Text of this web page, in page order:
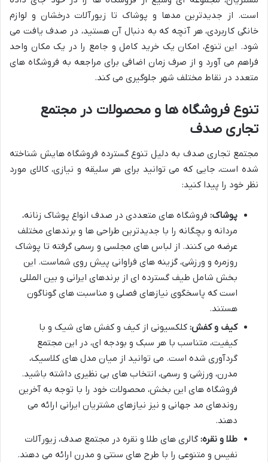
است. از جدیدترین مدها و پوشاک تا زیورآلات درخشان و لوازم
خانگی کاربردی، هر آنچه که به دنبال آن هستید، در صدف یافت می
شود. این تنوع، امکان یک خرید کامل و جامع را در یک مکان واحد
فراهم می آورد و از صرف زمان اضافی برای مراجعه به فروشگاه های
متعدد در نقاط مختلف شهر جلوگیری می کند.
تنوع فروشگاه ها و محصولات در مجتمع
تجاری صدف
مجتمع تجاری صدف به دلیل تنوع گسترده فروشگاه هایش شناخته
شده است، جایی که می توانید برای هر سلیقه و نیازی، کالای مورد
نظر خود را پیدا کنید:
پوشاک: فروشگاه های متعددی در صدف انواع پوشاک زنانه،
مردانه و بچگانه را با جدیدترین طراحی ها و برندهای مختلف
عرضه می کنند. از لباس های مجلسی و رسمی گرفته تا پوشاک
روزمره و ورزشی، گزینه های فراوانی پیش روی شماست. این
بخش شامل طیف گسترده ای از برندهای ایرانی و بین المللی
است که پاسخگوی نیازهای فصلی و مناسبت های گوناگون
هستند.
کیف و کفش: کلکسیونی از کیف و کفش های شیک و با
کیفیت، متناسب با هر سبک و بودجه ای، در این مجتمع
گردآوری شده است. می توانید از میان مدل های کلاسیک،
مدرن، ورزشی و رسمی، انتخاب های بی نظیری داشته باشید.
فروشگاه های این بخش، محصولات خود را با توجه به آخرین
روندهای مد جهانی و نیز نیازهای مشتریان ایرانی ارائه می
دهند.
طلا و نقره: گالری های طلا و نقره در مجتمع صدف، زیورآلات
نفیس و متنوعی را با طرح های سنتی و مدرن ارائه می دهند.